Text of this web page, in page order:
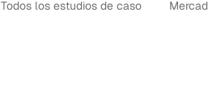
Todos los estudios de caso